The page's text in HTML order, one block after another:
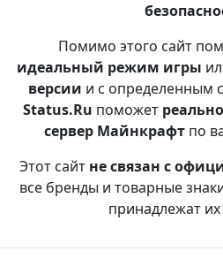
Помимо этого сайт
идеальный режим игры
версии и с определенным
Status.Ru поможет
сервер Майнкрафт по
Этот сайт не связан с
все бренды и товарные
принадлежат